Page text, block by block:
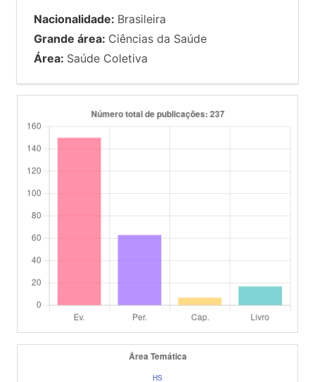
Nacionalidade: Brasileira
Grande área: Ciências da Saúde
Área: Saúde Coletiva